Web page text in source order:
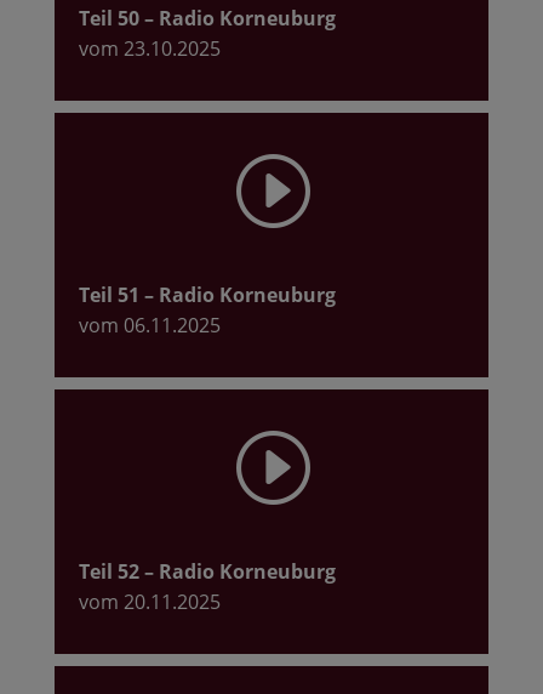
Teil 50– Radio Korneuburg
vom 23.10.2025
I
Teil 51 – Radio Korneuburg
vom 06.11.2025
I
Teil 52– Radio Korneuburg
vom 20.11.2025